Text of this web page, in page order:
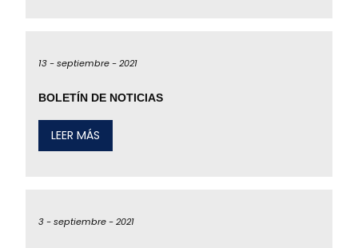
13 -septiembre -2021
BOLETÍN DE NOTICIAS
LEER MÁS
3 -septiembre -2021